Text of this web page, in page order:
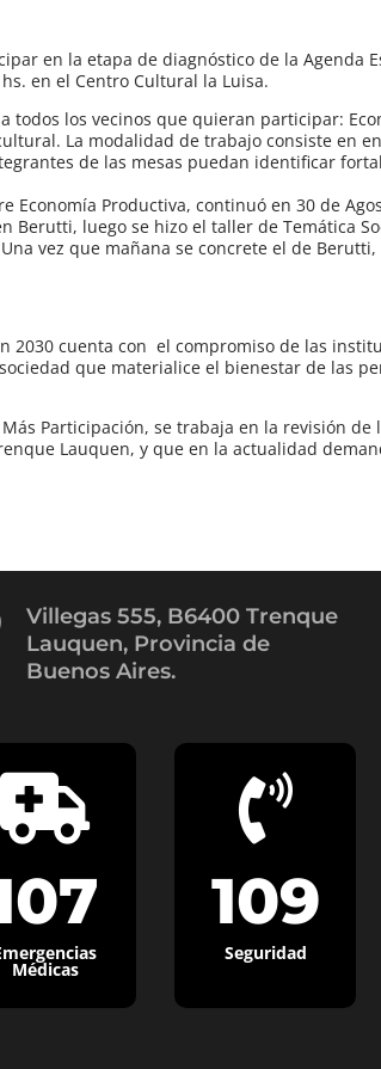
en la etapa de diagnóstico de la Agenda
en el Centro Cultural la Luisa.
todos los vecinos que quieran participar:
La modalidad de trabajo consiste en
de las mesas puedan identificar
Productiva, continuó en 30 de
Berutti, luego se hizo el taller de Temática
vez que mañana se concrete el de
2030 cuenta con el compromiso de las
que materialice el bienestar de las
Participación, se trabaja en la revisión de
Lauquen, y que en la actualidad
Villegas 555, B6400 Trenque
Lauquen, Provincia de
Buenos Aires.

Médicas

109
Seguridad